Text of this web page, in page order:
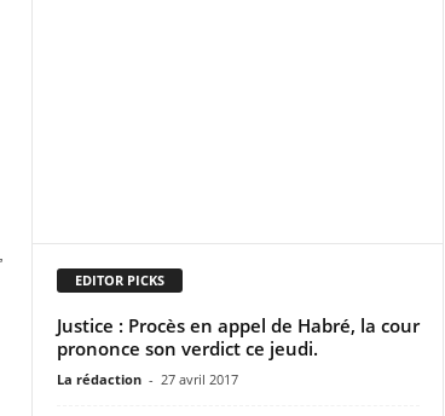
EDITOR PICKS
Justice : Procès en appel de Habré, la cour
prononce son verdict ce jeudi.
La rédaction - 27 avril 2017